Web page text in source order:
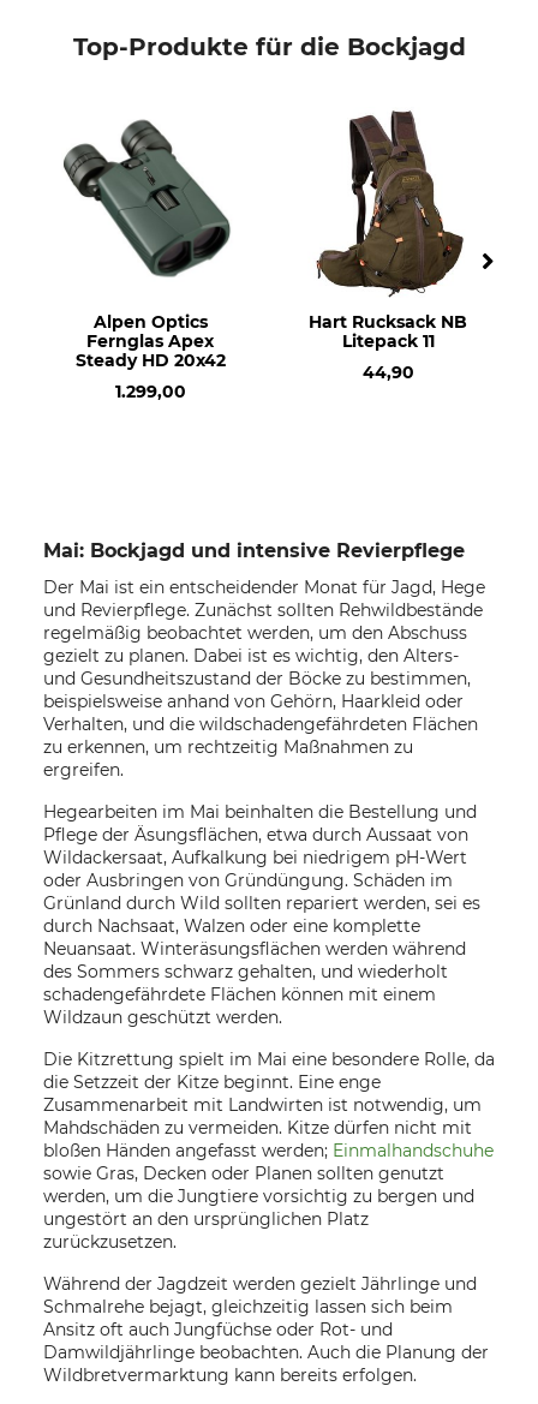
Top-Produkte für die Bockjagd
Alpen Optics
Fernglas Apex
Steady HD 20x42
1.299,00
Hart Rucksack NB
Litepack 11
44,90
Mai: Bockjagd und intensive Revierpflege
Der Mai ist ein entscheidender Monat für Jagd, Hege
und Revierpflege. Zunächst sollten Rehwildbestände
regelmäßig beobachtet werden, um den Abschuss
gezielt zu planen. Dabei ist es wichtig, den Alters-
und Gesundheitszustand der Böcke zu bestimmen,
beispielsweise anhand von Gehörn, Haarkleid oder
Verhalten, und die wildschadengefährdeten Flächen
zu erkennen, um rechtzeitig Maßnahmen zu
ergreifen.
Hegearbeiten im Mai beinhalten die Bestellung und
Pflege der Äsungsflächen, etwa durch Aussaat von
Wildackersaat, Aufkalkung bei niedrigem pH-Wert
oder Ausbringen von Gründüngung. Schäden im
Grünland durch Wild sollten repariert werden, sei es
durch Nachsaat, Walzen oder eine komplette
Neuansaat. Winteräsungsflächen werden während
des Sommers schwarz gehalten, und wiederholt
schadengefährdete Flächen können mit einem
Wildzaun geschützt werden.
Die Kitzrettung spielt im Mai eine besondere Rolle, da
die Setzzeit der Kitze beginnt. Eine enge
Zusammenarbeit mit Landwirten ist notwendig, um
Mahdschäden zu vermeiden. Kitze dürfen nicht mit
bloßen Händen angefasst werden; Einmalhandschuhe
sowie Gras, Decken oder Planen sollten genutzt
werden, um die Jungtiere vorsichtig zu bergen und
ungestört an den ursprünglichen Platz
zurückzusetzen.
Während der Jagdzeit werden gezielt Jährlinge und
Schmalrehe bejagt, gleichzeitig lassen sich beim
Ansitz oft auch Jungfüchse oder Rot- und
Damwildjährlinge beobachten. Auch die Planung der
Wildbretvermarktung kann bereits erfolgen.